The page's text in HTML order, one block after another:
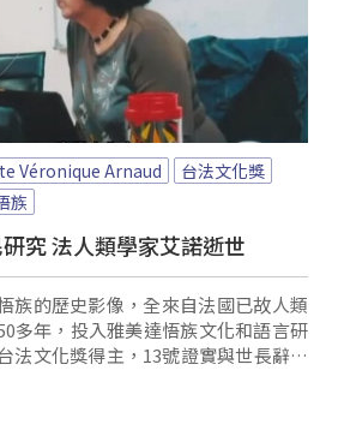
Véronique Arnaud
台法文化獎
族
究 法人類學家艾諾逝世
族的歷史影像，全來自法國已故人類
多年，投入雅美達悟族文化和語言研
法文化獎得主，13號證實與世長辭，